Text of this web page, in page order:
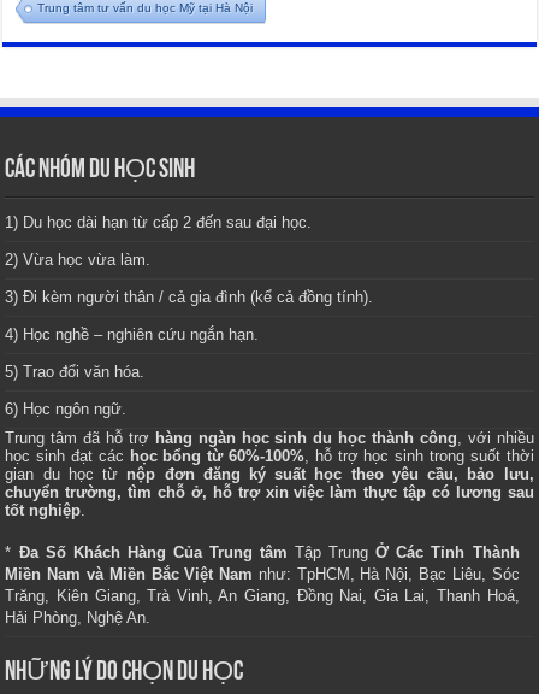
Trung tâm tư vấn du học Mỹ tại Hà Nội
CÁC NHÓM DU HỌC SINH
1) Du học dài hạn từ cấp 2 đến sau đại học.
2) Vừa học vừa làm.
3) Đi kèm người thân / cả gia đình (kể cả đồng tính).
4) Học nghề – nghiên cứu ngắn hạn.
5) Trao đổi văn hóa.
6) Học ngôn ngữ.
Trung tâm đã hỗ trợ hàng ngàn học sinh du học thành công, với nhiều
học sinh đạt các học bổng từ 60%-100%, hỗ trợ học sinh trong suốt thời
gian du học từ nộp đơn đăng ký suất học theo yêu cầu, bảo lưu,
chuyển trường, tìm chỗ ở, hỗ trợ xin việc làm thực tập có lương sau
tốt nghiệp.
* Đa Số Khách Hàng Của Trung tâm Tập TrungỞ Các Tỉnh Thành
Miền Nam và Miền Bắc Việt Nam như: TpHCM, Hà Nội, Bạc Liêu, Sóc
Trăng, Kiên Giang, Trà Vinh, An Giang, Đồng Nai, Gia Lai, Thanh Hoá,
Hải Phòng, Nghệ An.
NHỮNG LÝ DO CHỌN DU HỌC